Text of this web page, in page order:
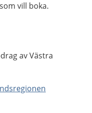
vill boka.
av Västra